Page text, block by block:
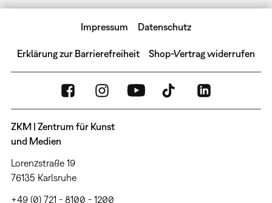
Impressum Datenschutz
Erklärung zur Barrierefreiheit Shop-Vertrag widerrufen
ZKM | Zentrum für Kunst
und Medien
Lorenzstraße 19
76135 Karlsruhe
+49 (0) 721 - 8100 - 1200